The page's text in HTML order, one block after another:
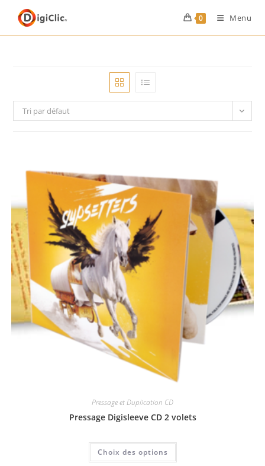
0 Menu
Tri par défaut
Pressage et Duplication CD
Pressage Digisleeve CD 2 volets
Choix des options